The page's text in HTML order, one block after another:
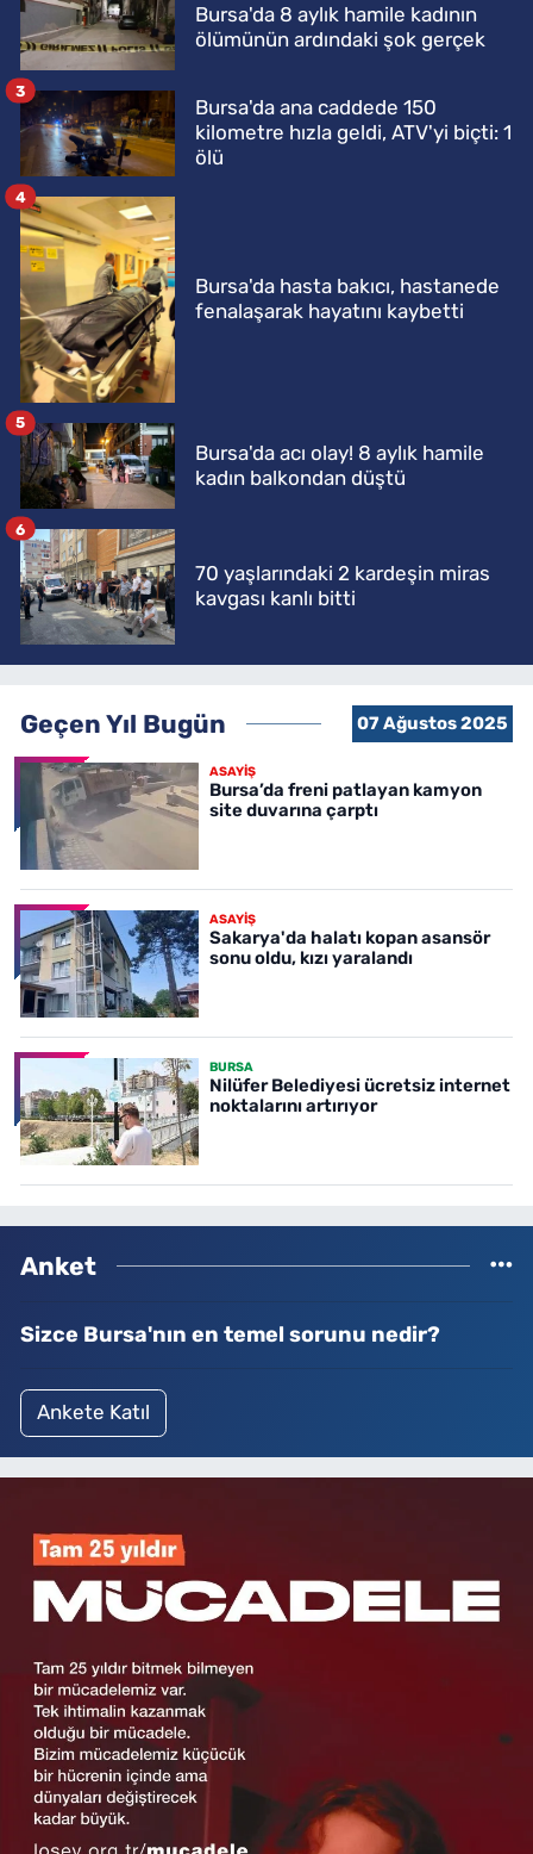
Bursa'da 8 aylık hamile kadının
ölümünün ardındaki şok gerçek
Bursa'da ana caddede 150
kilometre hızla geldi, ATV'yi biçti: 1
ölü
3
Bursa'da hasta bakıcı, hastanede
fenalaşarak hayatını kaybetti
4
Bursa'da acı olay! 8 aylık hamile
kadın balkondan düştü
5
70 yaşlarındaki 2 kardeşin miras
kavgası kanlı bitti
6
Geçen Yıl Bugün 07 Ağustos 2025
ASAYİŞ
Bursa’da freni patlayan kamyon
site duvarına çarptı
ASAYİŞ
Sakarya'da halatı kopan asansör
sonu oldu, kızı yaralandı
BURSA
Nilüfer Belediyesi ücretsiz internet
noktalarını artırıyor
Anket
Sizce Bursa'nın en temel sorunu nedir?
Ankete Katıl